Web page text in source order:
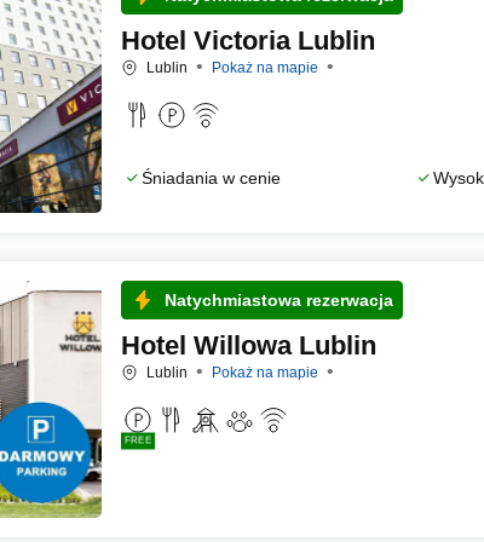
Hotel Victoria Lublin
Lublin Pokaż na mapie
Śniadania w cenie
Natychmiastowa rezerwacja
Hotel Willowa Lublin
Lublin Pokaż na mapie
FREE